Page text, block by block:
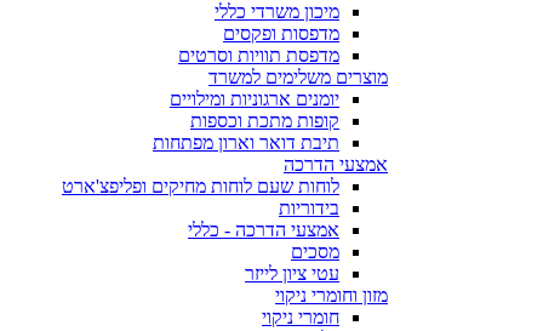
מיכון משרדי כללי
מדפסות ופקסים
מדפסת תוויות וסרטים
מוצרים משלימים למשרד
יומנים ארגוניות ומילויים
קופות מתכת וכספות
תיבת דואר וארון מפתחות
אמצעי הדרכה
לוחות שעם לוחות מחיקים ופליפצ'ארט
בידוריות
אמצעי הדרכה - כללי
מסכים
עטי ציון לייזר
מזון וחומרי ניקוי
חומרי ניקוי